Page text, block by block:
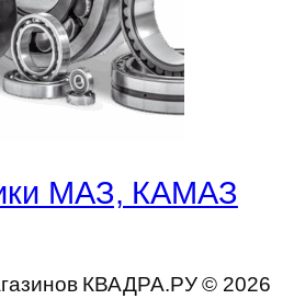
МАЗ, КАМАЗ
КВАДРА.РУ © 2026